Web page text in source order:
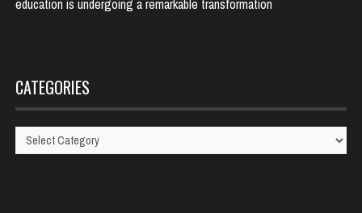
education is undergoing a remarkable transformation
CATEGORIES
Categories